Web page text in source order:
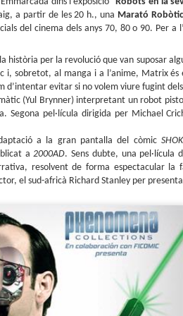
a partir de les 20 h., una Marató
del cinema dels anys 70, 80 o 90. Per a
per la revolució que van suposar
sobretot, al manga i a l’anime, Matrix és
evitar si no volem viure fugint
(Yul Brynner) interpretant un robot
Segona pel·lícula dirigida per Michael
a la gran pantalla del còmic
a2000AD. Sens dubte, una pel·lícula
resolvent de forma espectacular la
el sud-africà Richard Stanley per
al
SEP
25
Club de lectura de
còmics: tardor 2025
lectures per als mesos d'octubre,
novembre i desembre.
i els orígens de la
de Ràdio Molins de Rei (91.2
d'en Pau Moratalla, coresponsable
El Molí, amb l'Eli Arjona al control
estiu de 2025
per endinsar-nos en les lectures